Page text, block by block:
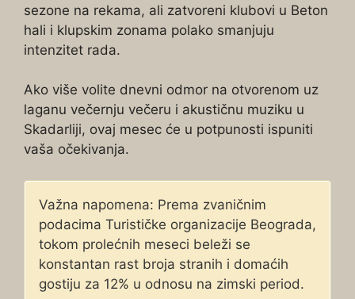
sezone na rekama, ali zatvoreni klubovi u Beton
hali i klupskim zonama polako smanjuju
intenzitet rada.
Ako više volite dnevni odmor na otvorenom uz
laganu večernju večeru i akustičnu muziku u
Skadarliji, ovaj mesec će u potpunosti ispuniti
vaša očekivanja.
Važna napomena: Prema zvaničnim
podacima Turističke organizacije Beograda,
tokom prolećnih meseci beleži se
konstantan rast broja stranih i domaćih
gostiju za 12% u odnosu na zimski period.